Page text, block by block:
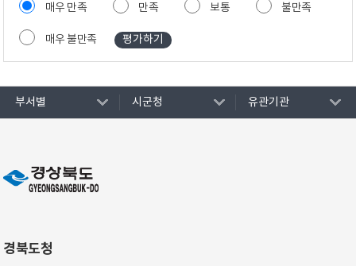
매우 만족 만족 보통 불만족
매우 불만족
부서별 시군청 유관기관
경북도청